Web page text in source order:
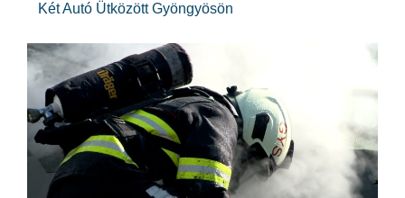
Két Autó Ütközött Gyöngyösön